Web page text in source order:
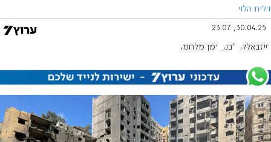
דלית הלוי
30.04.25, 23:07
חיזבאללה לבנון יומן מלחמה